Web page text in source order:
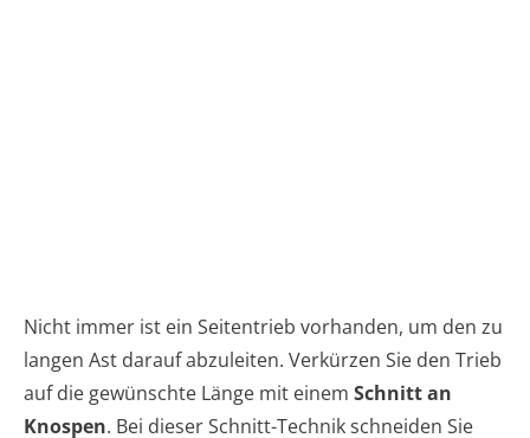
Nicht immer ist ein Seitentrieb vorhanden, um den zu
langen Ast darauf abzuleiten. Verkürzen Sie den Trieb
auf die gewünschte Länge mit einem Schnitt an
Knospen. Bei dieser Schnitt-Technik schneiden Sie